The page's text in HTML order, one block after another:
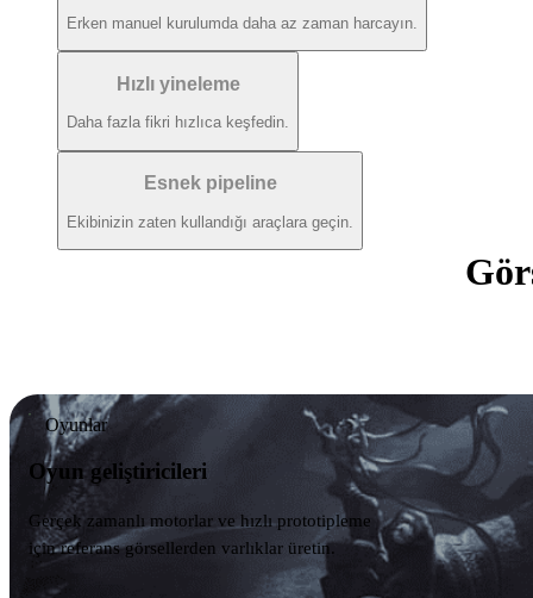
Erken manuel kurulumda daha az zaman harcayın.
Hızlı yineleme
Daha fazla fikri hızlıca keşfedin.
Esnek pipeline
Ekibinizin zaten kullandığı araçlara geçin.
Oyunlar
Oyun geliştiricileri
Gerçek zamanlı motorlar ve hızlı prototipleme
için referans görsellerden varlıklar üretin.